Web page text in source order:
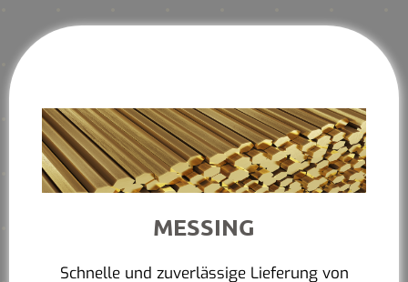
MESSING
Schnelle und zuverlässige Lieferung von